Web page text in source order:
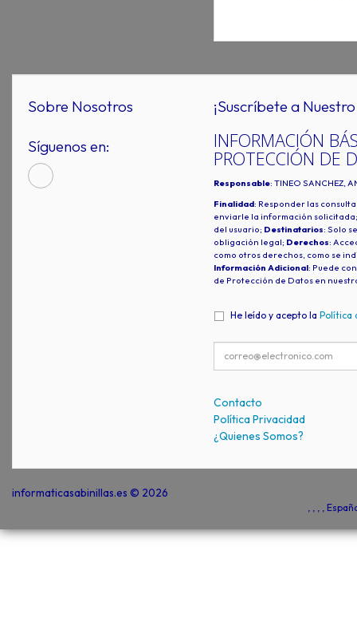
Sobre Nosotros
Síguenos en:
¡Suscríbete a
INFORMACIÓN
PROTECCIÓN DE
Responsable: TINEO SANCHEZ,
Finalidad: Responder las
enviarle la información
del usuario; Destinatarios: Solo
obligación legal; Derechos:
como otros derechos, como se
Información Adicional: Puede
de Protección de Datos en
He leído y acepto la Política
Contacto
Política Privacidad
¿Quienes Somos?
informaticasabinillas.es © 2026
, , , ,